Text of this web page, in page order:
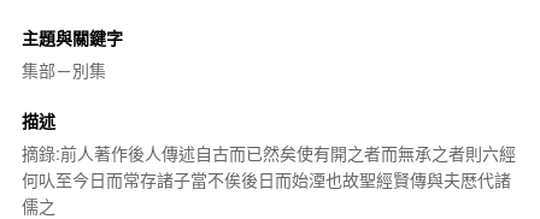
主題與關鍵字
集部－別集
描述
摘錄:前人著作後人傳述自古而已然矣使有開之者而無承之者則六經
何㕥至今日而常存諸子當不俟後日而始湮也故聖經賢傳與夫厯代諸
儒之